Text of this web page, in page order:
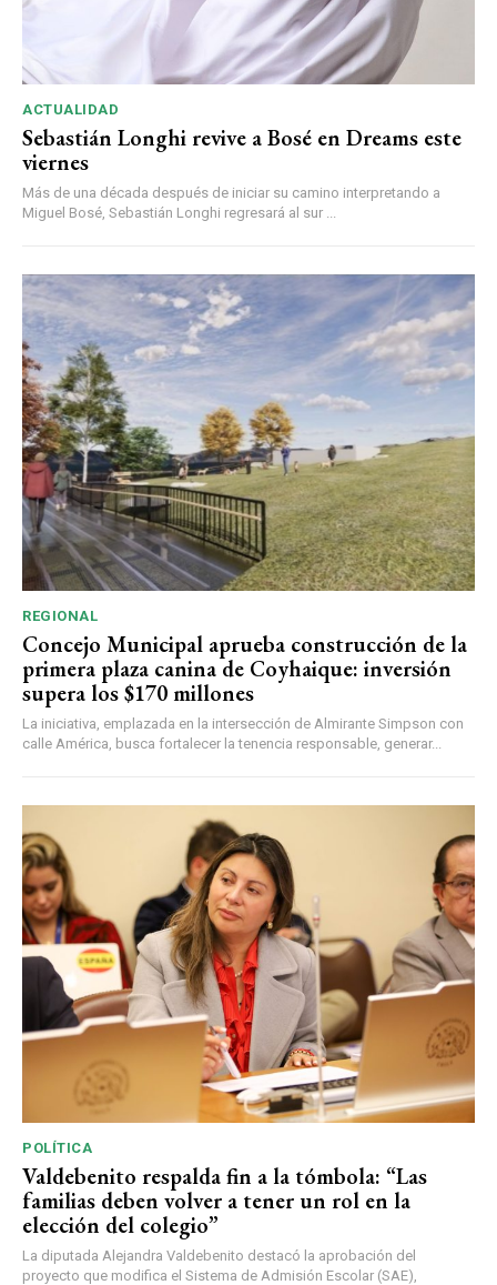
ACTUALIDAD
Sebastián Longhi revive a Bosé en Dreams este
viernes
Más de una década después de iniciar su camino interpretando a
Miguel Bosé, Sebastián Longhi regresará al sur ...
REGIONAL
Concejo Municipal aprueba construcción de la
primera plaza canina de Coyhaique: inversión
supera los $170 millones
La iniciativa, emplazada en la intersección de Almirante Simpson con
calle América, busca fortalecer la tenencia responsable, generar...
POLÍTICA
Valdebenito respalda fin a la tómbola: “Las
familias deben volver a tener un rol en la
elección del colegio”
La diputada Alejandra Valdebenito destacó la aprobación del
proyecto que modifica el Sistema de Admisión Escolar (SAE),